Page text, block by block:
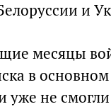
и
месяцы
в основном
уже не смогли